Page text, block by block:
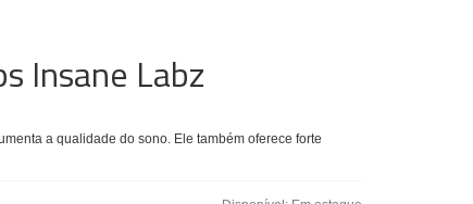
Insane Labz
a qualidade do sono. Ele também oferece forte